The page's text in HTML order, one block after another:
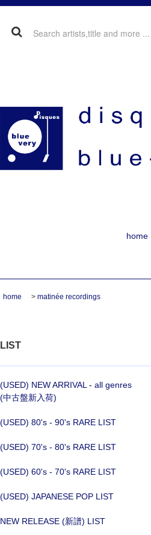
home
home > matinée recordings
LIST
(USED) NEW ARRIVAL - all genres
(中古盤新入荷)
(USED) 80's - 90's RARE LIST
(USED) 70's - 80's RARE LIST
(USED) 60's - 70's RARE LIST
(USED) JAPANESE POP LIST
NEW RELEASE (新譜) LIST